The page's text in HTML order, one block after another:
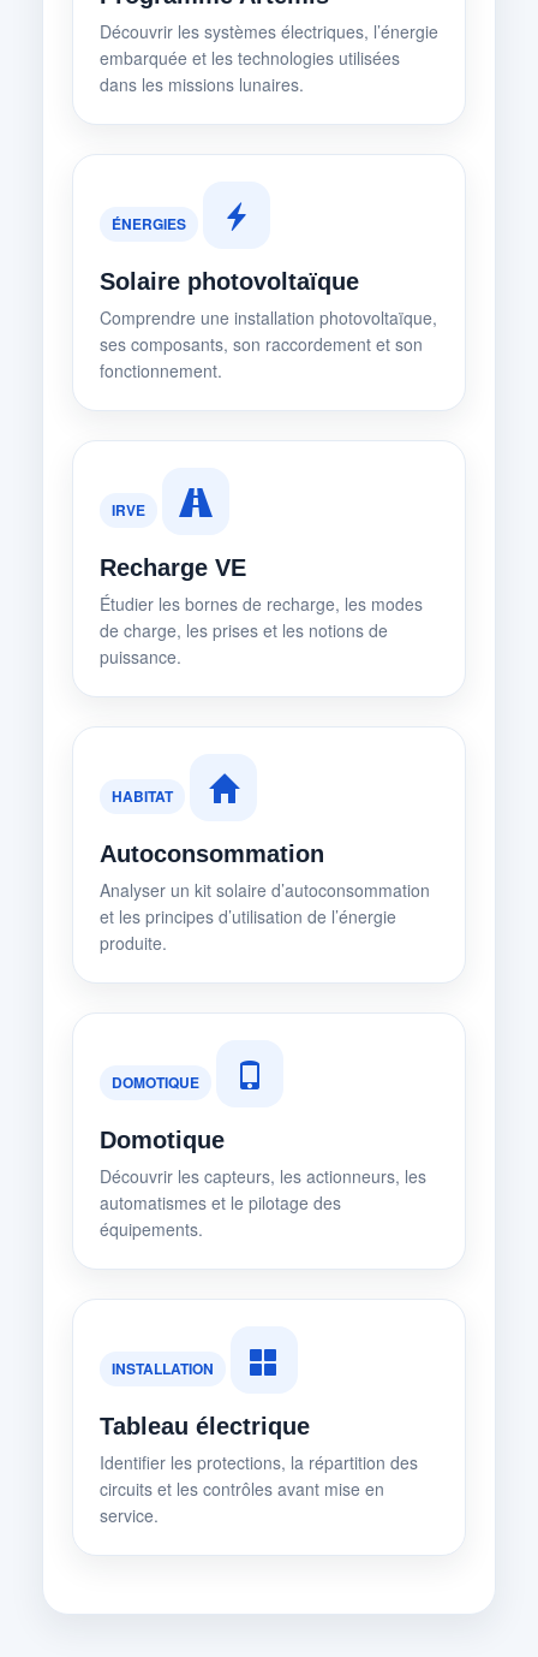
Découvrir les systèmes électriques, l’énergie
embarquée et les technologies utilisées
dans les missions lunaires.
ÉNERGIES
Solaire photovoltaïque
Comprendre une installation photovoltaïque,
ses composants, son raccordement et son
fonctionnement.
IRVE
Recharge VE
Étudier les bornes de recharge, les modes
de charge, les prises et les notions de
puissance.
HABITAT
Autoconsommation
Analyser un kit solaire d’autoconsommation
et les principes d’utilisation de l’énergie
produite.
DOMOTIQUE
Domotique
Découvrir les capteurs, les actionneurs, les
automatismes et le pilotage des
équipements.
INSTALLATION
Tableau électrique
Identifier les protections, la répartition des
circuits et les contrôles avant mise en
service.